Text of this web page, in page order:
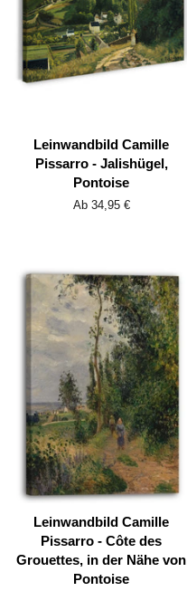
Leinwandbild Camille
Pissarro - Jalishügel,
Pontoise
Ab 34,95 €
Leinwandbild Camille
Pissarro - Côte des
Grouettes, in der Nähe von
Pontoise